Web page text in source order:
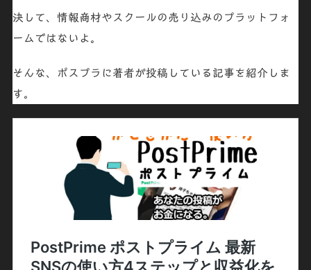
決して、情報商材やスクールの売り込みのプラットフォ
ームではないよ。
そんな、ポスプラに著者が投稿している記事を紹介しま
す。